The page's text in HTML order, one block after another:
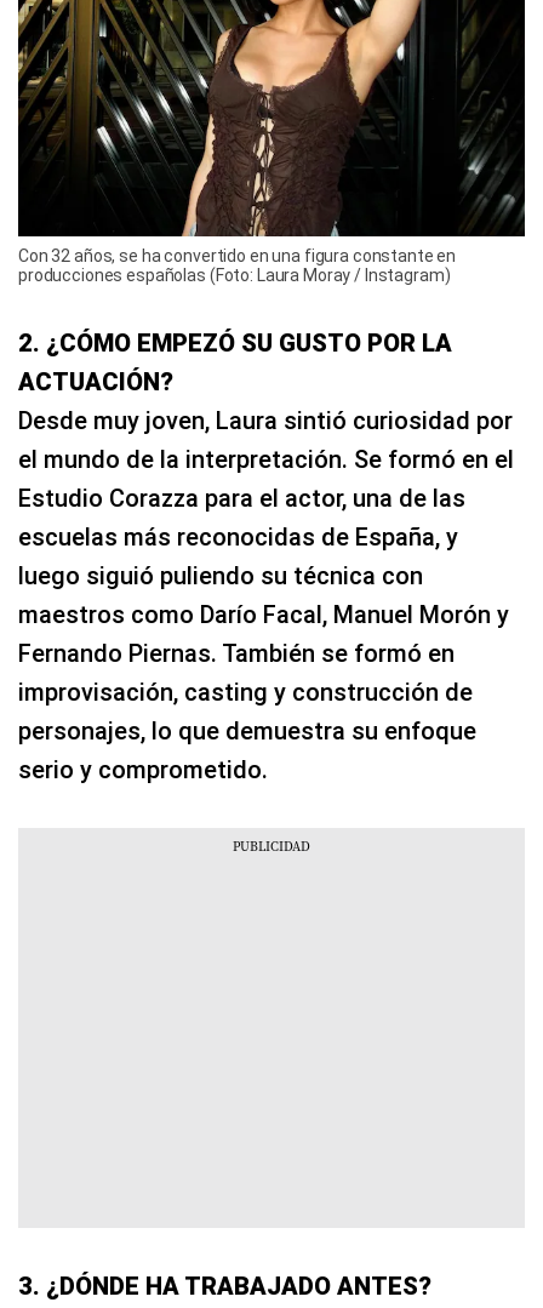
Con 32 años, se ha convertido en una figura constante en
producciones españolas (Foto: Laura Moray / Instagram)
2. ¿CÓMO EMPEZÓ SU GUSTO POR LA
ACTUACIÓN?
Desde muy joven, Laura sintió curiosidad por
el mundo de la interpretación. Se formó en el
Estudio Corazza para el actor, una de las
escuelas más reconocidas de España, y
luego siguió puliendo su técnica con
maestros como Darío Facal, Manuel Morón y
Fernando Piernas. También se formó en
improvisación, casting y construcción de
personajes, lo que demuestra su enfoque
serio y comprometido.
3. ¿DÓNDE HA TRABAJADO ANTES?